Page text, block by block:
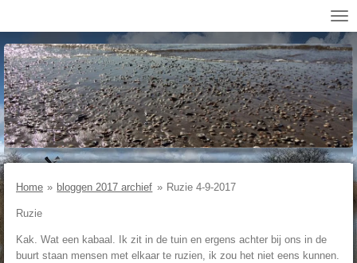
direct
naar
de
hoofdinhoud
Home » bloggen 2017 archief » Ruzie 4-9-2017
Ruzie
Kak. Wat een kabaal. Ik zit in de tuin en ergens achter bij ons in de
buurt staan mensen met elkaar te ruzien, ik zou het niet eens kunnen.